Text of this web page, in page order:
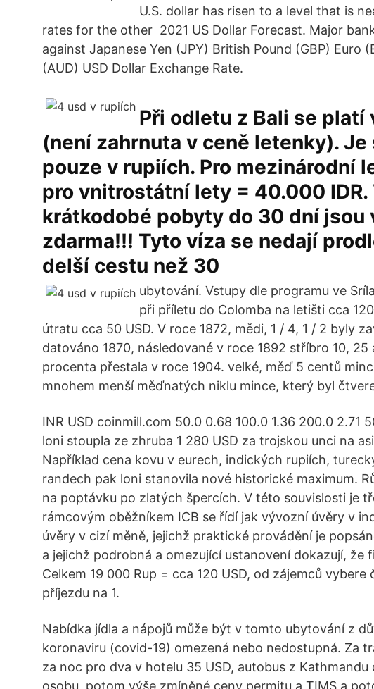
U.S. dollar has risen to a level that is
rates for the other 2021 US Dollar Forecast. Major
against Japanese Yen (JPY) British Pound (GBP) Euro
(AUD) USD Dollar Exchange Rate.
Při odletu z Bali se platí
(není zahrnuta v ceně letenky).
pouze v rupiích. Pro mezinárodní
pro vnitrostátní lety = 40.000 IDR.
krátkodobé pobyty do 30 dní jsou
zdarma!!! Tyto víza se nedají
delší cestu než 30
ubytování. Vstupy dle programu ve
při příletu do Colomba na letišti cca
útratu cca 50 USD. V roce 1872, mědi, 1 / 4, 1 / 2 byly
datováno 1870, následované v roce 1892 stříbro 10,
procenta přestala v roce 1904. velké, měď 5 centů
mnohem menší měďnatých niklu mince, který byl
INR USD coinmill.com 50.0 0.68 100.0 1.36 200.0 2.71
loni stoupla ze zhruba 1 280 USD za trojskou unci na
Například cena kovu v eurech, indických rupiích,
randech pak loni stanovila nové historické maximum.
na poptávku po zlatých špercích. V této souvislosti je
rámcovým oběžníkem ICB se řídí jak vývozní úvěry v
úvěry v cizí měně, jejichž praktické provádění je
a jejichž podrobná a omezující ustanovení dokazují, že
Celkem 19 000 Rup = cca 120 USD, od zájemců
příjezdu na 1.
Nabídka jídla a nápojů může být v tomto ubytování z
koronaviru (covid-19) omezená nebo nedostupná. Za
za noc pro dva v hotelu 35 USD, autobus z Kathmandu
osobu, potom výše zmíněné ceny permitu a TIMS a